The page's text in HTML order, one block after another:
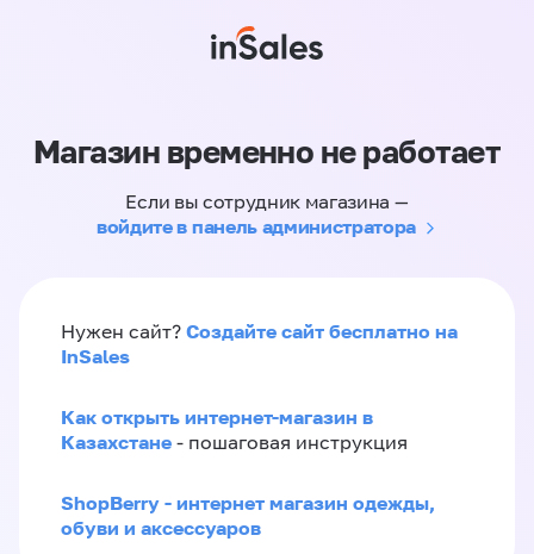
Магазин временно не работает
Если вы сотрудник магазина —
войдите в панель администратора
Нужен сайт? Создайте сайт бесплатно на
InSales
Как открыть интернет-магазин в
Казахстане - пошаговая инструкция
ShopBerry - интернет магазин одежды,
обуви и аксессуаров